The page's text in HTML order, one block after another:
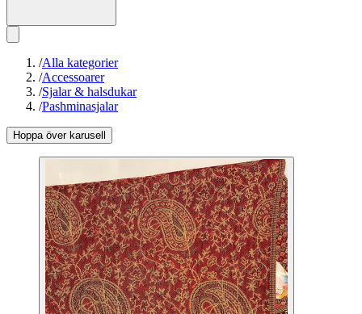
/Alla kategorier
/Accessoarer
/Sjalar & halsdukar
/Pashminasjalar
Hoppa över karusell